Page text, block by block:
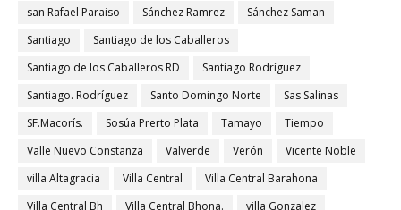
san Rafael Paraiso
Sánchez Ramrez
Sánchez Saman
Santiago
Santiago de los Caballeros
Santiago de los Caballeros RD
Santiago Rodríguez
Santiago. Rodríguez
Santo Domingo Norte
Sas Salinas
SF.Macorís.
Sosúa Prerto Plata Tamayo
Tiempo
Valle Nuevo Constanza
Valverde Verón
Vicente Noble
villa Altagracia
Villa Central
Villa Central Barahona
Villa Central Bh
Villa Central Bhona.
villa Gonzalez